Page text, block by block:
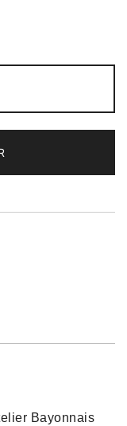
Bayonnais